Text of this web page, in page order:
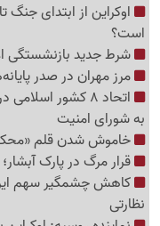
اوکراین از ابتدای جنگ
است؟
شرط جدید بازنشستگی
مرز مهران در صدر
اتحاد 8 کشور
به شورای امنیت
خاموش شدن قلم
قرار مرگ در پارک
کاهش چشمگیر سهم
نظارتی